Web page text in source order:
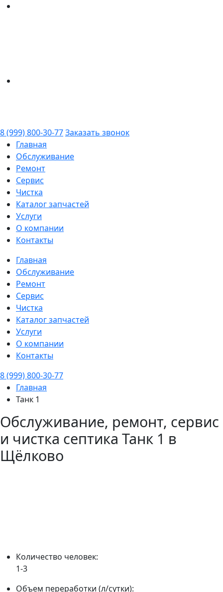
8 (999) 800-30-77Заказать звонок
Главная
Обслуживание
Ремонт
Сервис
Чистка
Каталог запчастей
Услуги
О компании
Контакты
Главная
Обслуживание
Ремонт
Сервис
Чистка
Каталог запчастей
Услуги
О компании
Контакты
8 (999) 800-30-77
Главная
Танк 1
Обслуживание, ремонт, сервис
и чистка септика Танк 1 в
Щёлково
Количество человек:
1-3
Объем переработки (л/сутки):